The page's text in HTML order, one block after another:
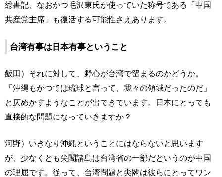
総書記、なおかつ毛沢東氏が使っていた称号である「中国
共産党主席」も復活する可能性さえあります。
台湾有事は日本有事ということ
飯田）それに対して、野心が台湾で留まるのかどうか。
「沖縄もかつては琉球と言って、我々の領域だったのだ」
と仄めかすようなことが出てきています。日本にとっても
直接的な問題になっていきますか？
河野）いきなり沖縄ということにはならないと思います
が、少なくとも尖閣諸島は台湾省の一部だというのが中国
の理屈です。従って、台湾問題と尖閣は彼らにとってワン